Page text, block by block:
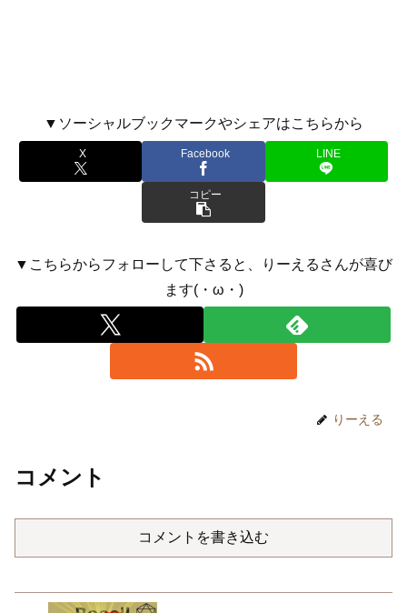
▼ソーシャルブックマークやシェアはこちらから
X Facebook LINE
コピー
▼こちらからフォローして下さると、りーえるさんが喜び
ます(・ω・)
りーえる
コメント
コメントを書き込む